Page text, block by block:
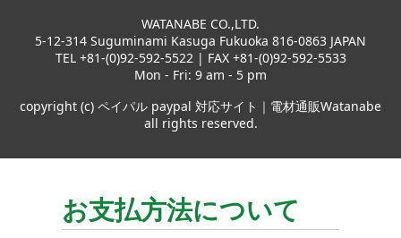
WATANABE CO.,LTD.
5-12-314 Suguminami Kasuga Fukuoka 816-0863 JAPAN
TEL +81-(0)92-592-5522 | FAX +81-(0)92-592-5533
Mon - Fri: 9 am - 5 pm
copyright (c) ペイパル paypal 対応サイト｜電材通販Watanabe
all rights reserved.
お支払方法について